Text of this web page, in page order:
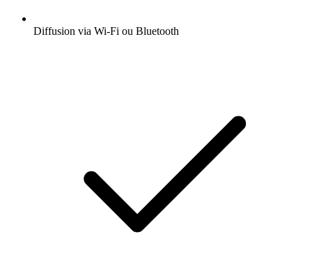
Diffusion via Wi-Fi ou Bluetooth